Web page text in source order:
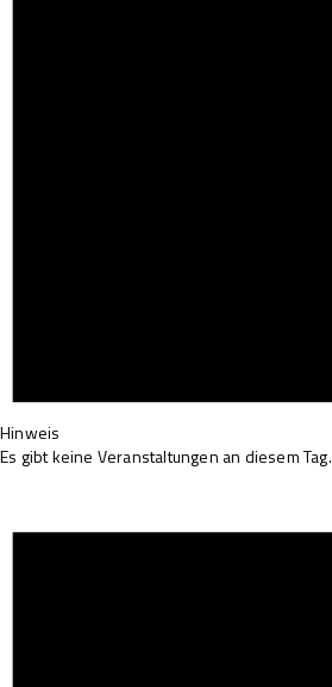
Hinweis
Es gibt keine Veranstaltungen an diesem Tag.